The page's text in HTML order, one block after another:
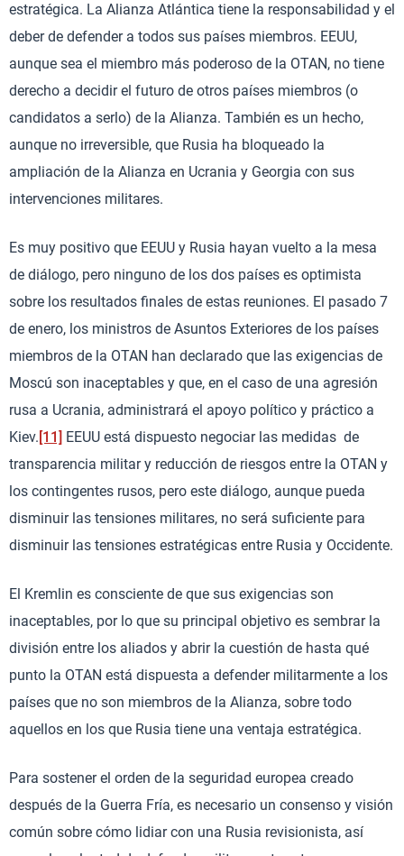
estratégica. La Alianza Atlántica tiene la responsabilidad y el
deber de defender a todos sus países miembros. EEUU,
aunque sea el miembro más poderoso de la OTAN, no tiene
derecho a decidir el futuro de otros países miembros (o
candidatos a serlo) de la Alianza. También es un hecho,
aunque no irreversible, que Rusia ha bloqueado la
ampliación de la Alianza en Ucrania y Georgia con sus
intervenciones militares.
Es muy positivo que EEUU y Rusia hayan vuelto a la mesa
de diálogo, pero ninguno de los dos países es optimista
sobre los resultados finales de estas reuniones. El pasado 7
de enero, los ministros de Asuntos Exteriores de los países
miembros de la OTAN han declarado que las exigencias de
Moscú son inaceptables y que, en el caso de una agresión
rusa a Ucrania, administrará el apoyo político y práctico a
Kiev. [11] EEUU está dispuesto negociar las medidas de
transparencia militar y reducción de riesgos entre la OTAN y
los contingentes rusos, pero este diálogo, aunque pueda
disminuir las tensiones militares, no será suficiente para
disminuir las tensiones estratégicas entre Rusia y Occidente.
El Kremlin es consciente de que sus exigencias son
inaceptables, por lo que su principal objetivo es sembrar la
división entre los aliados y abrir la cuestión de hasta qué
punto la OTAN está dispuesta a defender militarmente a los
países que no son miembros de la Alianza, sobre todo
aquellos en los que Rusia tiene una ventaja estratégica.
Para sostener el orden de la seguridad europea creado
después de la Guerra Fría, es necesario un consenso y visión
común sobre cómo lidiar con una Rusia revisionista, así